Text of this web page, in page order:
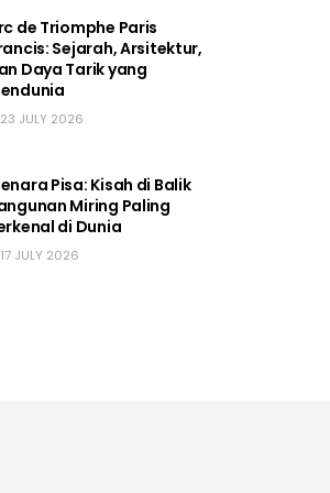
de Triomphe Paris
Sejarah, Arsitektur,
Daya Tarik yang
JULY 2026
Pisa: Kisah di Balik
Miring Paling
di Dunia
JULY 2026